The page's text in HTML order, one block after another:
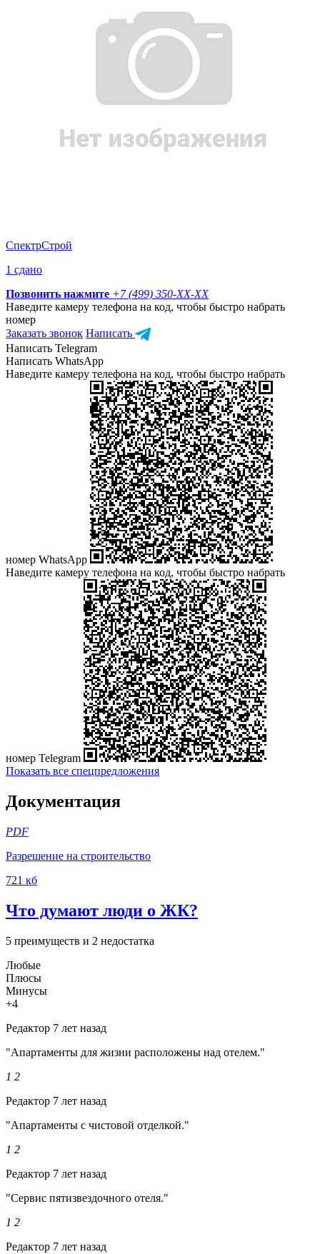
СпектрСтрой
1 сдано
Позвонить нажмите +7 (499) 350-XX-XX
Наведите камеру телефона на код, чтобы быстро набрать
номер
Заказать звонок Написать
Написать Telegram
Написать WhatsApp
Наведите камеру телефона на код, чтобы быстро набрать
номер WhatsApp
Наведите камеру телефона на код, чтобы быстро набрать
номер Telegram
Показать все спецпредложения
Документация
PDF
Разрешение на строительство
721 кб
Что думают люди о ЖК?
5 преимуществ и 2 недостатка
Любые
Плюсы
Минусы
+4
Редактор 7 лет назад
"Апартаменты для жизни расположены над отелем."
1 2
Редактор 7 лет назад
"Апартаменты с чистовой отделкой."
1 2
Редактор 7 лет назад
"Сервис пятизвездочного отеля."
1 2
Редактор 7 лет назад